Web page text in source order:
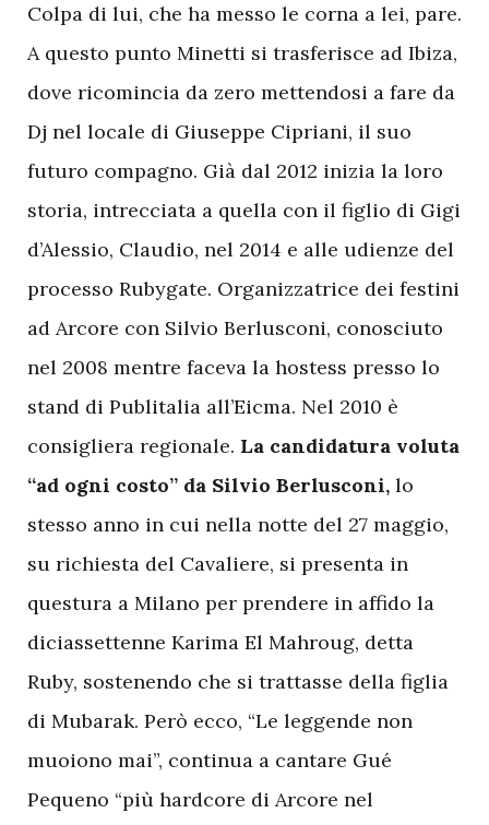
Colpa di lui, che ha messo le corna a lei, pare.
A questo punto Minetti si trasferisce ad Ibiza,
dove ricomincia da zero mettendosi a fare da
Dj nel locale di Giuseppe Cipriani, il suo
futuro compagno. Già dal 2012 inizia la loro
storia, intrecciata a quella con il figlio di Gigi
d’Alessio, Claudio, nel 2014 e alle udienze del
processo Rubygate. Organizzatrice dei festini
ad Arcore con Silvio Berlusconi, conosciuto
nel 2008 mentre faceva la hostess presso lo
stand di Publitalia all’Eicma. Nel 2010 è
consigliera regionale. La candidatura voluta
“ad ogni costo” da Silvio Berlusconi, lo
stesso anno in cui nella notte del 27 maggio,
su richiesta del Cavaliere, si presenta in
questura a Milano per prendere in affido la
diciassettenne Karima El Mahroug, detta
Ruby, sostenendo che si trattasse della figlia
di Mubarak. Però ecco, “Le leggende non
muoiono mai”, continua a cantare Gué
Pequeno “più hardcore di Arcore nel